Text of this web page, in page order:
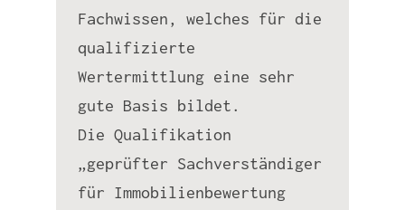
Fachwissen, welches für die
qualifizierte
Wertermittlung eine sehr
gute Basis bildet.
Die Qualifikation
„geprüfter Sachverständiger
für Immobilienbewertung